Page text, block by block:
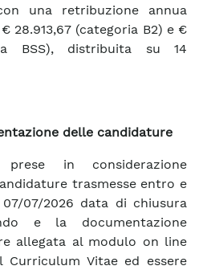
una retribuzione annua
28.913,67 (categoria B2) e €
BSS), distribuita su 14
delle candidature
prese in considerazione
trasmesse entro e
07/2026 data di chiusura
e la documentazione
allegata al modulo on line
Curriculum Vitae ed essere